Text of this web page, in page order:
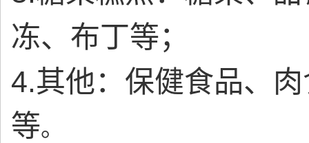
冻、布丁等；
4.其他：保健食品、
等。